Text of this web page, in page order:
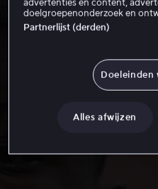
doelgroepenonderzoek en
Partnerlijst (derden)
Doeleinden
Alles afwijzen